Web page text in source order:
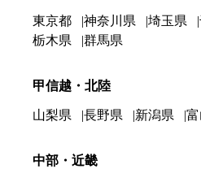
東京都 神奈川県 埼玉県
栃木県
群馬県
甲信越・北陸
山梨県 長野県 新潟県
中部・近畿